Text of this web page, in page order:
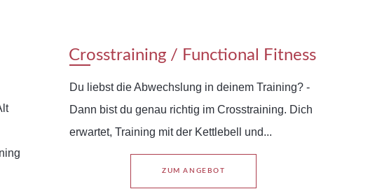
Crosstraining / Functional Fitness
Du liebst die Abwechslung in deinem Training? -
Dann bist du genau richtig im Crosstraining. Dich
erwartet, Training mit der Kettlebell und...
ZUM ANGEBOT